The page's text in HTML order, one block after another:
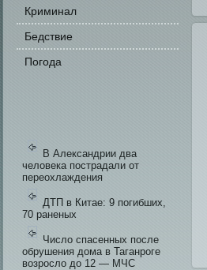
Криминал
Бедстви­е
Погода
В Александрии два
человека пострадали от
переохлаждения
ДТП в Китае: 9 погибших,
70 раненых
Число спасенных после
обрушения дома в Таганроге
возросло до 12 — МЧС